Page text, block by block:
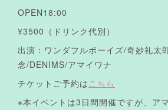
OPEN18:00
¥3500（ドリンク代別）
出演：ワンダフルボーイズ/奇妙礼太
念/DENIMS/アマイワナ
チケットご予約は こちら
※本イベントは3日間開催ですが、ア